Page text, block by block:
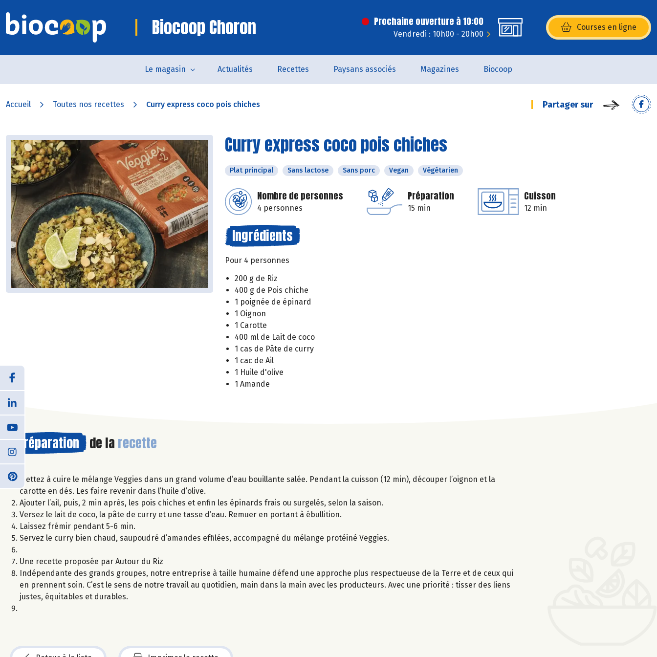
Biocoop Choron Prochaine ouverture à 10:00
Vendredi : 10h00 - 20h00
Courses en ligne
(s’ouvre dans une nouvelle
Le magasin Actualités Recettes Paysans associés Magazines Biocoop
Accueil Toutes nos recettes Curry express coco pois chiches Partager sur
Curry express coco pois chiches
Plat principal Sans lactose Sans porc Vegan Végétarien
Nombre de personnes
4 personnes
Préparation
15 min
Cuisson
12 min
Ingrédients
Pour 4 personnes
200 g de Riz
400 g de Pois chiche
1 poignée de épinard
1 Oignon
1 Carotte
400 ml de Lait de coco
1 cas de Pâte de curry
1 cac de Ail
1 Huile d'olive
1 Amande
Préparation de la recette
Mettez à cuire le mélange Veggies dans un grand volume d’eau bouillante salée. Pendant la cuisson (12 min), découper l’oignon et la
carotte en dés. Les faire revenir dans l’huile d’olive.
Ajouter l’ail, puis, 2 min après, les pois chiches et enfin les épinards frais ou surgelés, selon la saison.
Versez le lait de coco, la pâte de curry et une tasse d’eau. Remuer en portant à ébullition.
Laissez frémir pendant 5-6 min.
Servez le curry bien chaud, saupoudré d’amandes effilées, accompagné du mélange protéiné Veggies.
Une recette proposée par Autour du Riz
Indépendante des grands groupes, notre entreprise à taille humaine défend une approche plus respectueuse de la Terre et de ceux qui
en prennent soin. C’est le sens de notre travail au quotidien, main dans la main avec les producteurs. Avec une priorité : tisser des liens
justes, équitables et durables.